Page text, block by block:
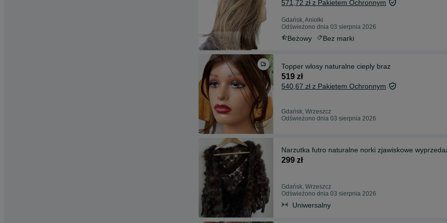
571,72 zł z Pakietem Ochronnym
Gdańsk, Aniołki
Odświeżono dnia 03 sierpnia 2026
Beżowy Bez marki
Topper wlosy naturalne cieply braz
519 zł
540,67 zł z Pakietem Ochronnym
Gdańsk, Wrzeszcz
Odświeżono dnia 03 sierpnia 2026
Narzutka futro naturalne norki zjawiskowe
299 zł
Gdańsk, Wrzeszcz
Odświeżono dnia 03 sierpnia 2026
Uniwersalny